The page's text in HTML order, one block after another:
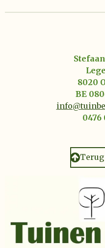
8020
BE
0476